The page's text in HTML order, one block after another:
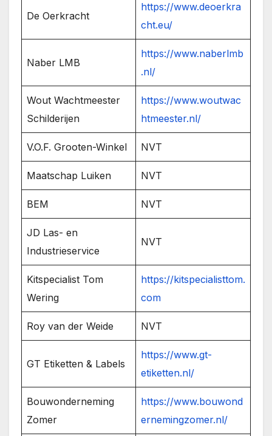
De Oerkracht
https://www.deoerkra
cht.eu/
Naber LMB
https://www.naberlmb
.nl/
Wout Wachtmeester
Schilderijen
https://www.woutwac
htmeester.nl/
V.O.F. Grooten-Winkel NVT
Maatschap Luiken NVT
BEM NVT
JD Las- en
Industrieservice
NVT
Kitspecialist Tom
Wering
https://kitspecialisttom.
com
Roy van der Weide NVT
GT Etiketten & Labels
https://www.gt-
etiketten.nl/
Bouwonderneming
Zomer
https://www.bouwond
ernemingzomer.nl/